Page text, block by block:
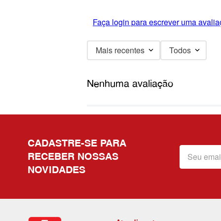
Faça login para escrever uma
Mais recentes Todos
Nenhuma avaliação
CADASTRE-SE PARA
RECEBER NOSSAS
NOVIDADES